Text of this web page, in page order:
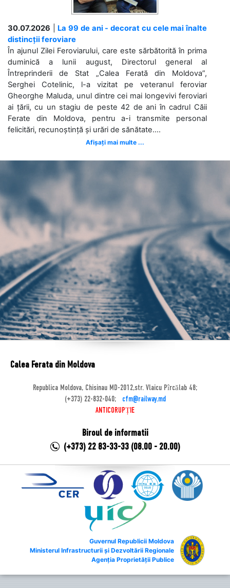
30.07.2026
La 99 de ani - decorat cu cele mai înalte
distincții feroviare
În ajunul Zilei Feroviarului, care este sărbătorită în prima
duminică a lunii august, Directorul general al
Întreprinderii de Stat „Calea Ferată din Moldova”,
Serghei Cotelinic, l-a vizitat pe veteranul feroviar
Gheorghe Maluda, unul dintre cei mai longevivi feroviari
ai țării, cu un stagiu de peste 42 de ani în cadrul Căii
Ferate din Moldova, pentru a-i transmite personal
felicitări, recunoștință și urări de sănătate....
Afișați mai multe ...
Calea Ferata din Moldova
Republica Moldova, Chisinau MD-2012,str. Vlaicu Pîrcălab 48;
(+373) 22-832-040;
cfm@railway.md
ANTICORUPȚIE
Biroul de informatii
(+373) 22 83-33-33 (08.00 - 20.00)
Guvernul Republicii Moldova
Ministerul Infrastructurii și Dezvoltării Regionale
Agenția Proprietății Publice